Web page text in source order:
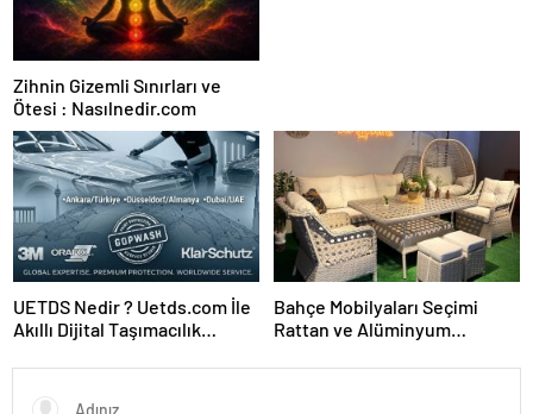
Zihnin Gizemli Sınırları ve
Ötesi : Nasılnedir.com
UETDS Nedir ? Uetds.com İle
Akıllı Dijital Taşımacılık
Bahçe Mobilyaları Seçimi
Rattan ve Alüminyum